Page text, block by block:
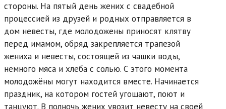
стороны. На пятый день жених с свадебной
процессией из друзей и родных отправляется в
дом невесты, где молодожены приносят клятву
перед имамом, обряд закрепляется трапезой
жениха и невесты, состоящей из чашки воды,
немного мяса и хлеба с солью. С этого момента
молодожёны могут находится вместе. Начинается
праздник, на котором гостей угощают, поют и
танцуют. В полночь жених увозит невесту на своей